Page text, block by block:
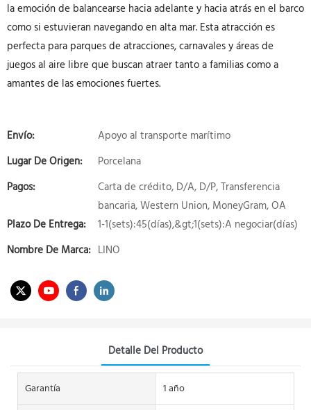
la emoción de balancearse hacia adelante y hacia atrás en el barco
como si estuvieran navegando en alta mar. Esta atracción es
perfecta para parques de atracciones, carnavales y áreas de
juegos al aire libre que buscan atraer tanto a familias como a
amantes de las emociones fuertes.
Envío:
Apoyo al transporte marítimo
Lugar De Origen:
Porcelana
Pagos:
Carta de crédito, D/A, D/P, Transferencia
bancaria, Western Union, MoneyGram, OA
Plazo De Entrega:
1-1(sets):45(días),&gt;1(sets):A negociar(días)
Nombre De Marca: LINO
Detalle Del Producto
Garantía
1 año